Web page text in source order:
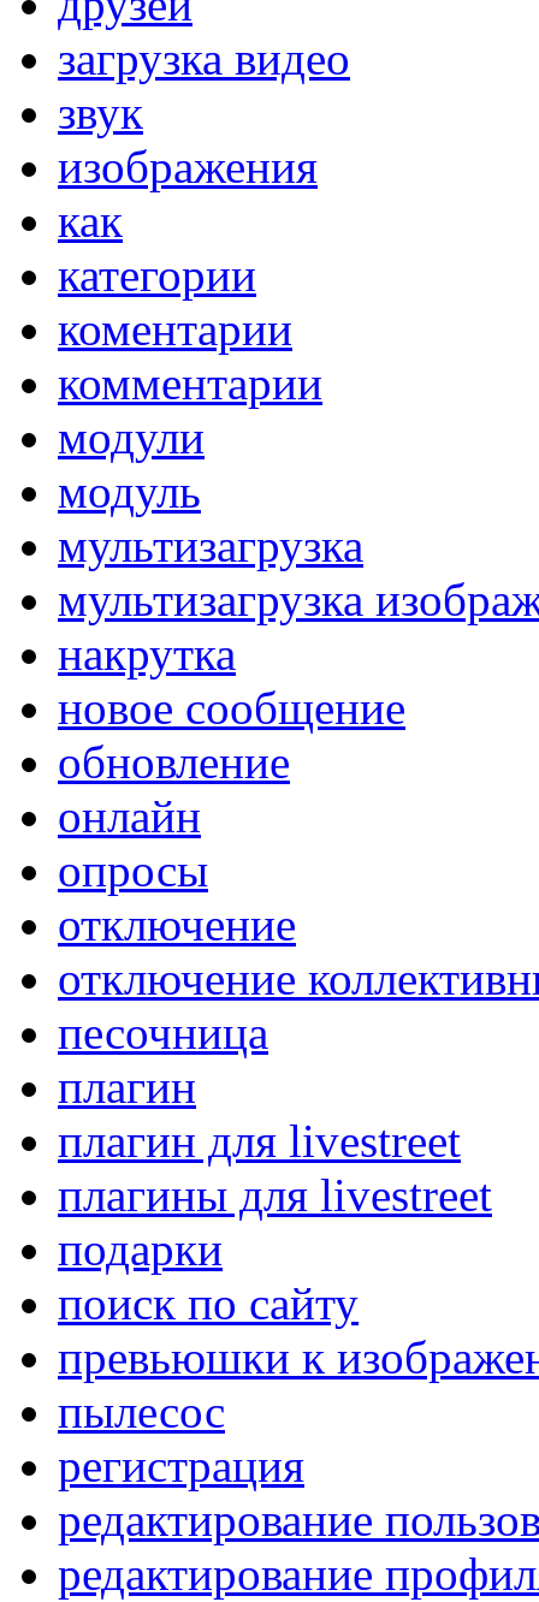
загрузка видео
звук
изображения
как
категории
коментарии
комментарии
модули
модуль
мультизагрузка
мультизагрузка
накрутка
новое сообщение
обновление
онлайн
опросы
отключение
отключение
песочница
плагин
плагин для livestreet
плагины для livestreet
подарки
поиск по сайту
превьюшки к
пылесос
регистрация
редактирование
редактирование